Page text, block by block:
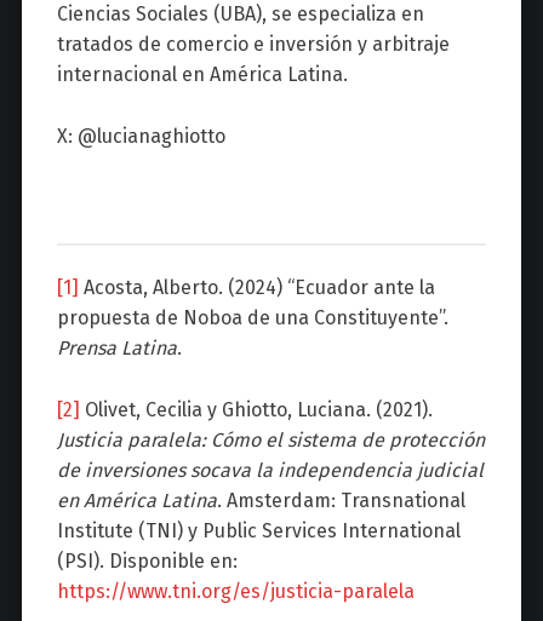
Ciencias Sociales (UBA), se especializa en
tratados de comercio e inversión y arbitraje
internacional en América Latina.
X: @lucianaghiotto
[1] Acosta, Alberto. (2024) “Ecuador ante la
propuesta de Noboa de una Constituyente”.
Prensa Latina.
[2] Olivet, Cecilia y Ghiotto, Luciana. (2021).
Justicia paralela: Cómo el sistema de protección
de inversiones socava la independencia judicial
en América Latina. Amsterdam: Transnational
Institute (TNI) y Public Services International
(PSI). Disponible en:
https://www.tni.org/es/justicia-paralela